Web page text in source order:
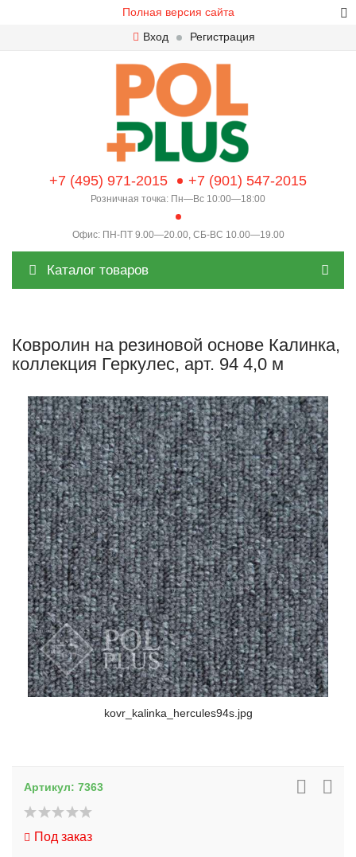
Полная версия сайта
Вход
Регистрация
+7 (495) 971-2015 +7 (901) 547-2015
Розничная точка: Пн—Вс 10:00—18:00
Офис: ПН-ПТ 9.00—20.00, СБ-ВС 10.00—19.00
Каталог товаров
Ковролин на резиновой основе Калинка,
коллекция Геркулес, арт. 94 4,0 м
kovr_kalinka_hercules94s.jpg
Артикул: 7363
Под заказ